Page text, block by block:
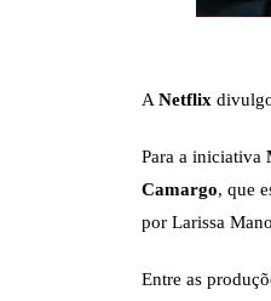
A Netflix
Para a iniciativa
Camargo, que
por Larissa
Entre as